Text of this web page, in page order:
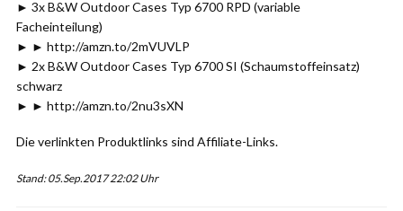
► 3x B&W Outdoor Cases Typ 6700 RPD (variable
Facheinteilung)
► ► http://amzn.to/2mVUVLP
► 2x B&W Outdoor Cases Typ 6700 SI (Schaumstoffeinsatz)
schwarz
► ► http://amzn.to/2nu3sXN
Die verlinkten Produktlinks sind Affiliate-Links.
Stand: 05.Sep.2017 22:02 Uhr